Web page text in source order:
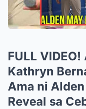
FULL
Kathryn
Ama ni
Reveal sa